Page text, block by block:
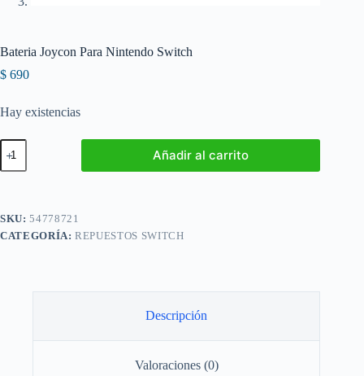
Bateria Joycon Para Nintendo Switch
$ 690
Hay existencias
Bateria
Joycon
Para
cantidad
Añadir al carrito
SKU:54778721
CATEGORÍA:REPUESTOS SWITCH
Descripción
Valoraciones (0)